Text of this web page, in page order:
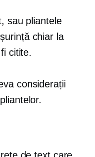
sau pliantele
chiar la
citite.
considerații